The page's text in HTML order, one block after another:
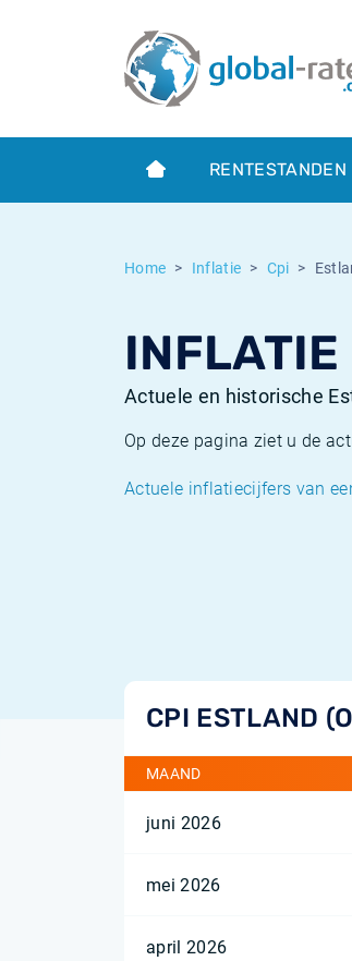
RENTESTANDEN
Home Inflatie Cpi
Actuele en historische
Op deze pagina ziet u de
Actuele inflatiecijfers van
CPI ESTLAND
MAAND
juni 2026
mei 2026
april 2026
Term SOFR
Wat is CPI inflatie?
Wat is HICP inflatie?
Europese inflatie - HICP
Euribor historie
ESTER historie
Historische inflatie
Inflatiecalculator